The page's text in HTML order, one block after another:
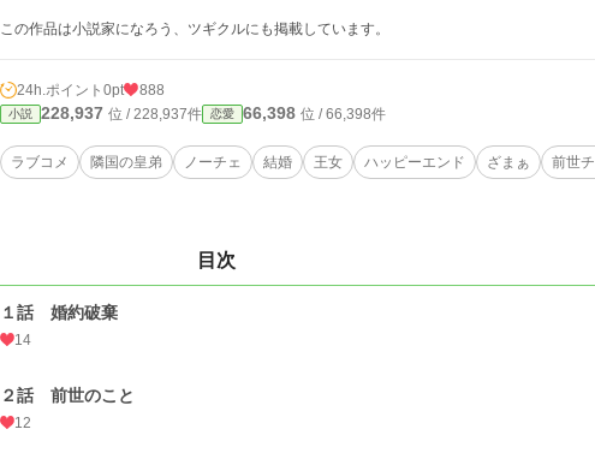
この作品は小説家になろう、ツギクルにも掲載しています。
24h.ポイント 0pt 888
小説 228,937 位 / 228,937件 恋愛 66,398 位 / 66,398件
ラブコメ 隣国の皇弟 ノーチェ 結婚 王女 ハッピーエンド ざまぁ 前世
目次
１話 婚約破棄
14
２話 前世のこと
12